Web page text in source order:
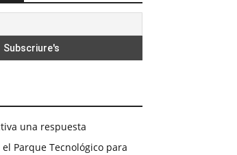
una respuesta
Parque Tecnológico para